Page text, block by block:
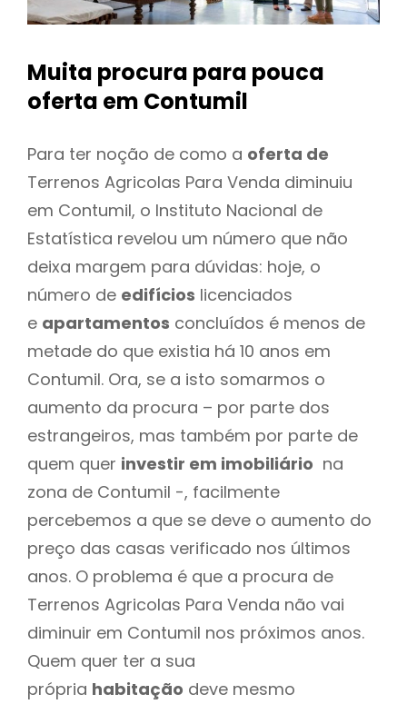
Muita procura para pouca
oferta em Contumil
Para ter noção de como a oferta de
Terrenos Agricolas Para Venda diminuiu
em Contumil, o Instituto Nacional de
Estatística revelou um número que não
deixa margem para dúvidas: hoje, o
número de edifícios licenciados
e apartamentos concluídos é menos de
metade do que existia há 10 anos em
Contumil. Ora, se a isto somarmos o
aumento da procura – por parte dos
estrangeiros, mas também por parte de
quem quer investir em imobiliário na
zona de Contumil -, facilmente
percebemos a que se deve o aumento do
preço das casas verificado nos últimos
anos. O problema é que a procura de
Terrenos Agricolas Para Venda não vai
diminuir em Contumil nos próximos anos.
Quem quer ter a sua
própria habitação deve mesmo